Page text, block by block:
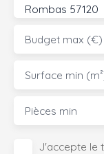
Rombas 57120
Budget max (€)
Surface min
Pièces min
J'accepte le